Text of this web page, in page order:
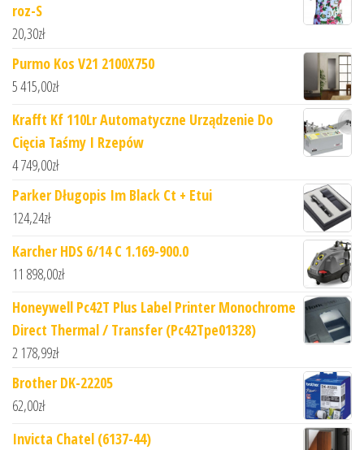
roz-S
20,30zł
Purmo Kos V21 2100X750
5 415,00zł
Krafft Kf 110Lr Automatyczne Urządzenie Do
Cięcia Taśmy I Rzepów
4 749,00zł
Parker Długopis Im Black Ct + Etui
124,24zł
Karcher HDS 6/14 C 1.169-900.0
11 898,00zł
Honeywell Pc42T Plus Label Printer Monochrome
Direct Thermal / Transfer (Pc42Tpe01328)
2 178,99zł
Brother DK-22205
62,00zł
Invicta Chatel (6137-44)